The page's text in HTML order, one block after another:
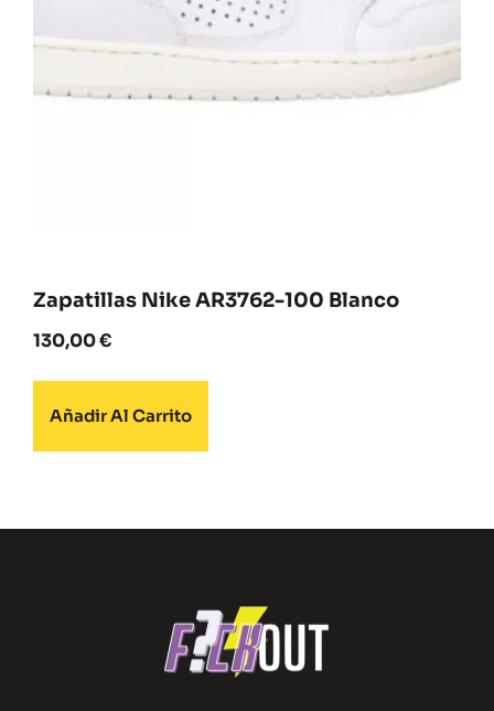
Zapatillas Nike AR3762-100 Blanco
130,00€
Añadir Al Carrito